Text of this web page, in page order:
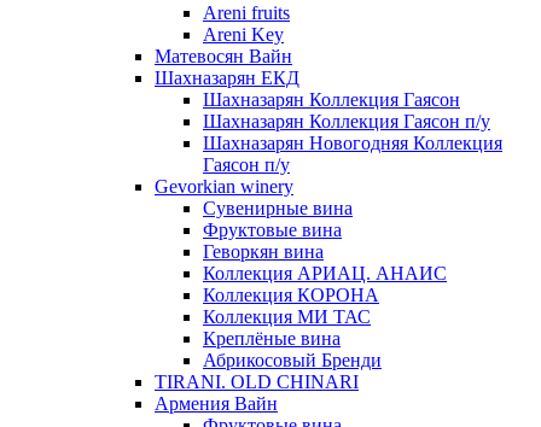
Areni fruits
Areni Key
Матевосян Вайн
Шахназарян ЕКД
Шахназарян Коллекция Гаясон
Шахназарян Коллекция Гаясон п/у
Шахназарян Новогодняя Коллекция
Гаясон п/у
Gevorkian winery
Сувенирные вина
Фруктовые вина
Геворкян вина
Коллекция АРИАЦ. АНАИС
Коллекция КОРОНА
Коллекция МИ ТАС
Креплёные вина
Абрикосовый Бренди
TIRANI. OLD CHINARI
Армения Вайн